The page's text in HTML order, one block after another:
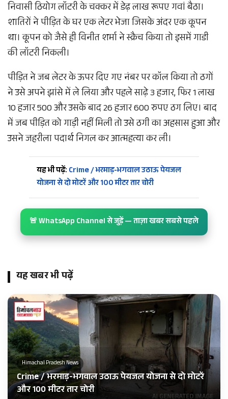
निवासी ठियोग लॉटरी के चक्कर में डेढ़ लाख रूपए गवां बैठा।
शातिरों ने पीड़ित के घर एक लेटर भेजा जिसके अंदर एक कूपन
था। कूपन को जैसे ही विनीत शर्मा ने स्क्रैच किया तो इसमें गाडी
की लॉटरी निकली।
पीड़ित ने जब लेटर के ऊपर दिए गए नंबर पर कॉल किया तो ठगों
ने उसे अपने झांसे में ले लिया और पहले साढ़े 3 हजार, फिर 1 लाख
10 हजार 500 और उसके बाद 26 हजार 600 रुपए ठग लिए। बाद
में जब पीड़ित को गाड़ी नहीं मिली तो उसे ठगी का अहसास हुआ और
उसने जहरीला पदार्थ निगल कर आत्महत्या कर ली।
यह भी पढ़ें: Crime / भरमाड़-भगवाल उठाऊ पेयजल
योजना से दो मोटरें और 100 मीटर तार चोरी
🚨 WhatsApp Channel से जुड़ें — ताज़ा खबर सबसे पहले
यह खबर भी पढ़ें
Himachal Pradesh News
Crime / भरमाड़-भगवाल उठाऊ पेयजल योजना से दो मोटरें
और 100 मीटर तार चोरी